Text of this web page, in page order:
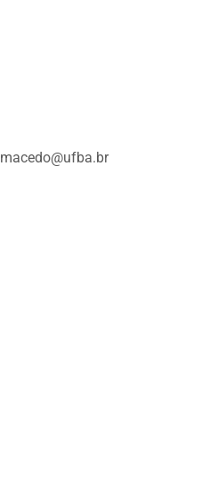
macedo@ufba.br